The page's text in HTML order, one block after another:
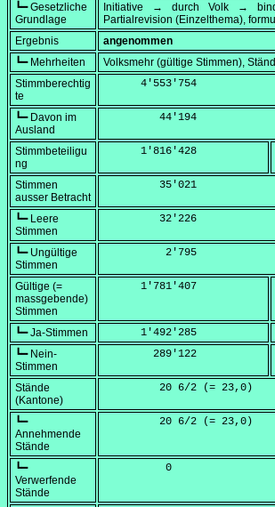
┗━ Gesetzliche
Grundlage
Initiative → durch Volk →
Partialrevision (Einzelthema),
Ergebnis
angenommen
┗━ Mehrheiten
Volksmehr (gültige Stimmen),
Stimmberechtig
te
      4'553'754
┗━ Davon im
Ausland
         44'194
Stimmbeteiligu
ng
      1'816'428
Stimmen
ausser Betracht
         35'021
┗━ Leere
Stimmen
         32'226
┗━ Ungültige
Stimmen
          2'795
Gültige (=
massgebende)
Stimmen
      1'781'407
┗━ Ja-Stimmen
      1'492'285
┗━ Nein-
Stimmen
        289'122
Stände
(Kantone)
         20 6/2 (=
23,0 )
┗━
Annehmende
Stände
         20 6/2 (=
23,0 )
┗━
Verwerfende
Stände
          0